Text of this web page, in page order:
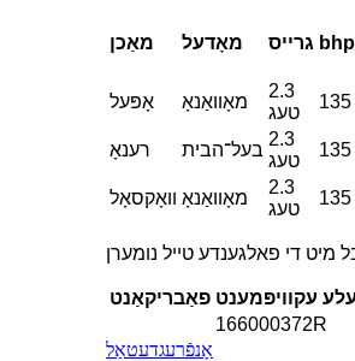
מאַכן מאָדעל גרייס bhp
אָפּעל
מאָוואַנאָ
2.3
טעג
135
רענאָ
בעל־הבית
2.3
טעג
135
וואָקסאָל מאָוואַנאָ
2.3
טעג
135
מיט די פאלגענדע טייל נומערן
פאַבריקאַנט עקוויפּמענט
166000372R
אָנפֿרעגדעטאַל